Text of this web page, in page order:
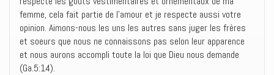
femme, cela fait partie de l’amour et je respecte aussi votre
opinion. Aimons-nous les uns les autres sans juger les frères
et soeurs que nous ne connaissons pas selon leur apparence
et nous aurons accompli toute la loi que Dieu nous demande
(Ga.5:14).